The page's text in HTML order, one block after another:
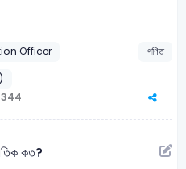
Officer
গণিত
344
কত?